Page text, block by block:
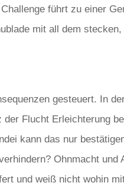
führt zu einer
mit all dem
gesteuert. In
Flucht Erleichterung
kann das nur
Ohnmacht und
und weiß nicht wohin